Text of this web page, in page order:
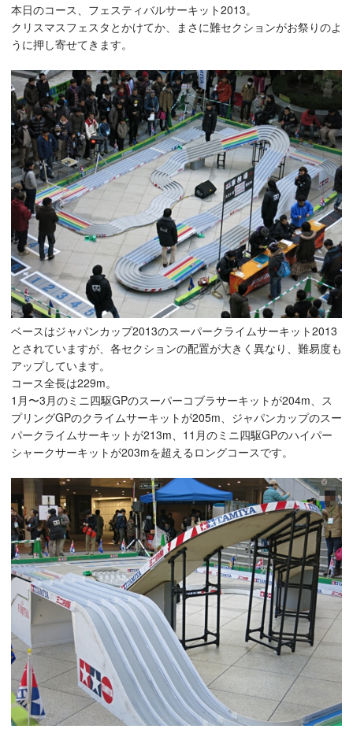
本日のコース、フェスティバルサーキット2013。
クリスマスフェスタとかけてか、まさに難セクションがお祭りのよ
うに押し寄せてきます。
ベースはジャパンカップ2013のスーパークライムサーキット2013
とされていますが、各セクションの配置が大きく異なり、難易度も
アップしています。
コース全長は229m。
1月〜3月のミニ四駆GPのスーパーコブラサーキットが204m、ス
プリングGPのクライムサーキットが205m、ジャパンカップのスー
パークライムサーキットが213m、11月のミニ四駆GPのハイパー
シャークサーキットが203mを超えるロングコースです。